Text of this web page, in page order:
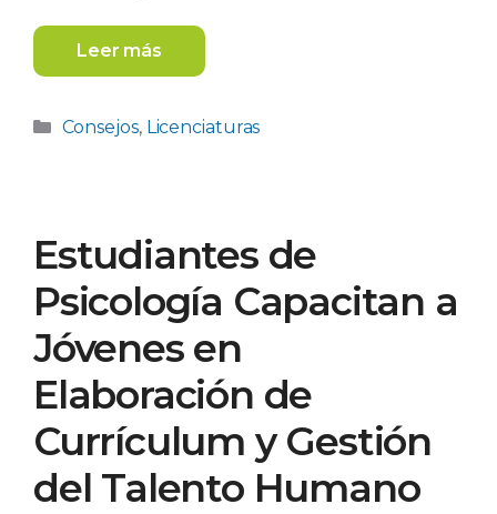
Leer más
Categorías
Consejos, Licenciaturas
Estudiantes de
Psicología Capacitan a
Jóvenes en
Elaboración de
Currículum y Gestión
del Talento Humano